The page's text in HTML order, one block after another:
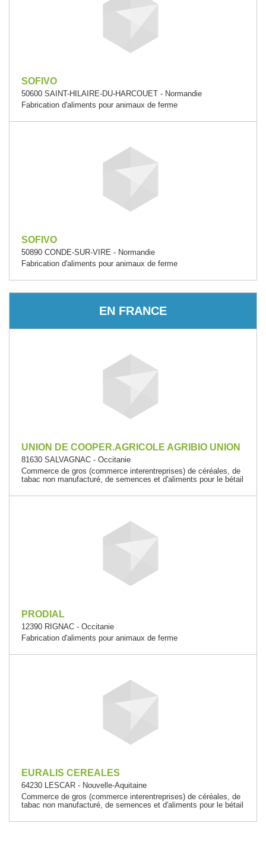
SOFIVO
50600 SAINT-HILAIRE-DU-HARCOUET - Normandie
Fabrication d'aliments pour animaux de ferme
SOFIVO
50890 CONDE-SUR-VIRE - Normandie
Fabrication d'aliments pour animaux de ferme
EN FRANCE
UNION DE COOPER.AGRICOLE AGRIBIO UNION
81630 SALVAGNAC - Occitanie
Commerce de gros (commerce interentreprises) de céréales, de
tabac non manufacturé, de semences et d'aliments pour le bétail
PRODIAL
12390 RIGNAC - Occitanie
Fabrication d'aliments pour animaux de ferme
EURALIS CEREALES
64230 LESCAR - Nouvelle-Aquitaine
Commerce de gros (commerce interentreprises) de céréales, de
tabac non manufacturé, de semences et d'aliments pour le bétail